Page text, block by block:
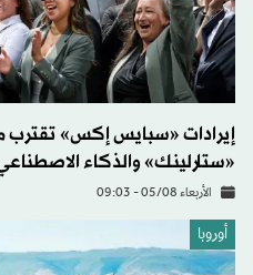
إيرادات «سبايس إكس» تقترب
«ستارلينك» والذكاء
الأربعاء 05/08 - 09:03
أوروبا